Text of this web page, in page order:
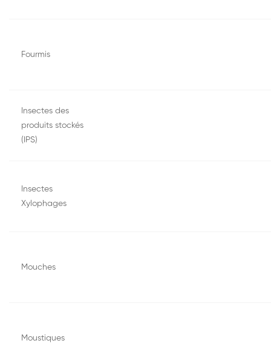
Fourmis
Insectes des
produits stockés
(IPS)
Insectes
Xylophages
Mouches
Moustiques